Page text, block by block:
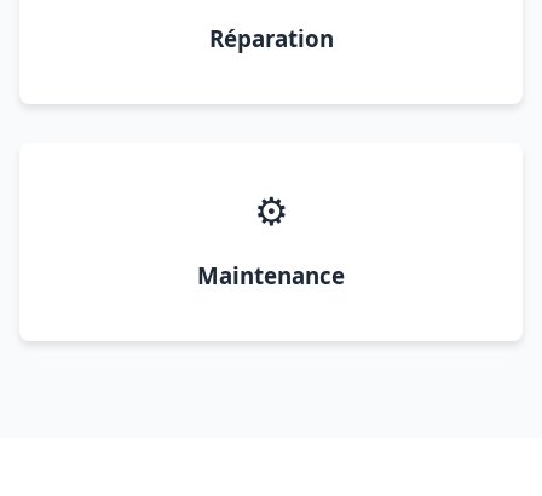
Réparation
⚙️
Maintenance